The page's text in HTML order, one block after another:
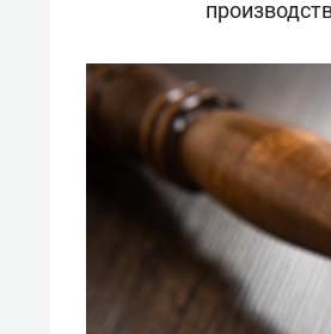
создают оазис